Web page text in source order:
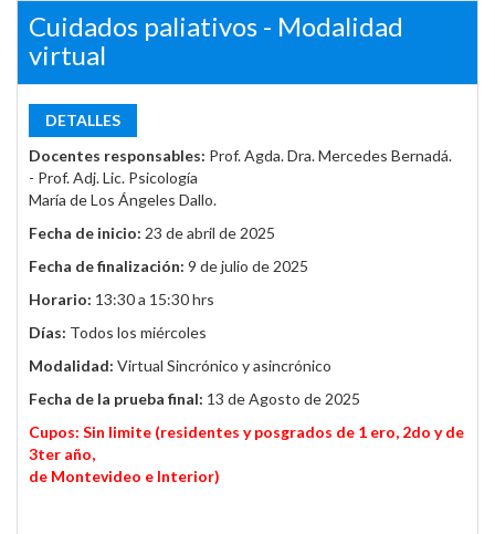
Cuidados paliativos - Modalidad
virtual
DETALLES
Docentes responsables: Prof. Agda. Dra. Mercedes Bernadá.
- Prof. Adj. Lic. Psicología
María de Los Ángeles Dallo.
Fecha de inicio: 23 de abril de 2025
Fecha de finalización: 9 de julio de 2025
Horario: 13:30 a 15:30 hrs
Días: Todos los miércoles
Modalidad: Virtual Sincrónico y asincrónico
Fecha de la prueba final: 13 de Agosto de 2025
Cupos: Sin limite (residentes y posgrados de 1 ero, 2do y de
3ter año,
de Montevideo e Interior)